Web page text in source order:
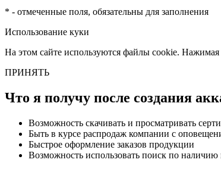
* - отмеченные поля, обязательны для заполнения
Использование куки
На этом сайте используются файлы cookie.
ПРИНЯТЬ
Что я получу после создания
Возможность скачивать и просматривать
Быть в курсе распродаж компании с
Быстрое оформление заказов продукции
Возможность использовать поиск по наличию